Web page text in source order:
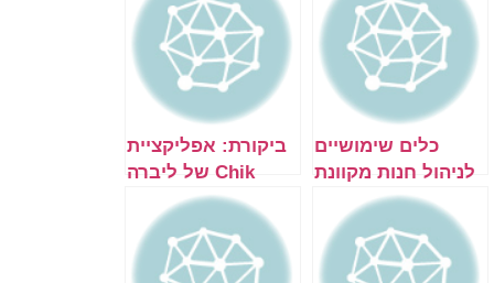
כלים שימושיים
לניהול חנות מקוונת
בוורדפרס ובוויקס
ביקורת: אפליקציית
Chik של ליברה